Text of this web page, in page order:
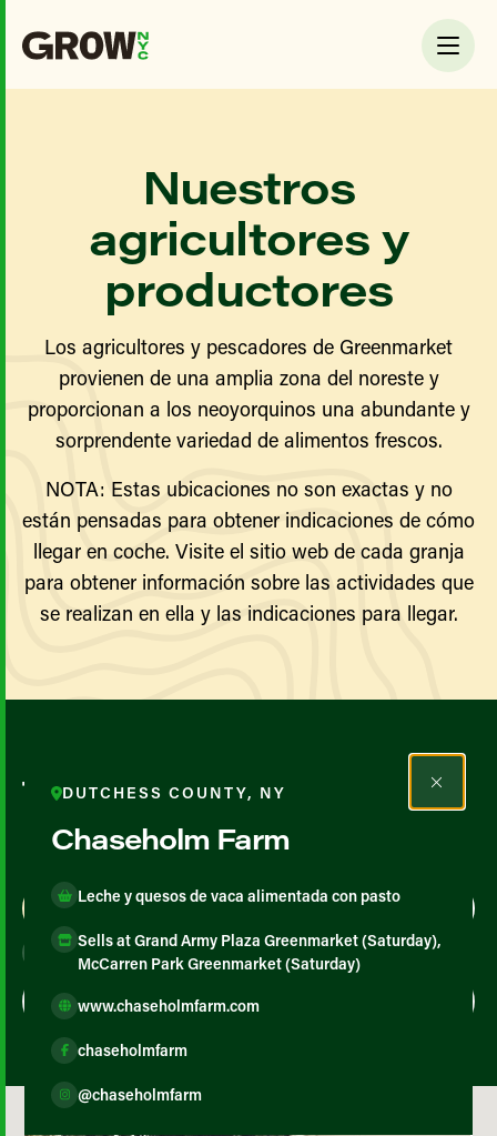
Nuestros
agricultores y
productores
Los agricultores y pescadores de Greenmarket
provienen de una amplia zona del noreste y
proporcionan a los neoyorquinos una abundante y
sorprendente variedad de alimentos frescos.
NOTA: Estas ubicaciones no son exactas y no
están pensadas para obtener indicaciones de cómo
llegar en coche. Visite el sitio web de cada granja
para obtener información sobre las actividades que
se realizan en ella y las indicaciones para llegar.
Todos los agricultores y
productores
Map View List View
DUTCHESS COUNTY, NY
Chaseholm Farm
Leche y quesos de vaca alimentada con pasto
Sells at Grand Army Plaza Greenmarket (Saturday),
McCarren Park Greenmarket (Saturday)
www.chaseholmfarm.com
chaseholmfarm
@chaseholmfarm